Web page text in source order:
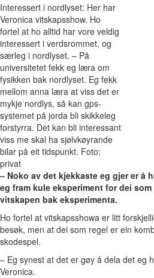
Interessert i nordlyset: Her har
Veronica vitskapsshow. Ho
fortel at ho alltid har vore veldig
interessert i verdsrommet, og
særleg i nordlyset. – På
universitetet fekk eg læra om
fysikken bak nordlyset. Eg fekk
mellom anna læra at viss det er
mykje nordlys, så kan gps-
systemet på jorda bli skikkeleg
forstyrra. Det kan bli interessant
viss me skal ha sjølvkøyrande
bilar på eit tidspunkt. Foto:
privat
– Noko av det kjekkaste eg gjer er å
eg fram kule eksperiment for dei
vitskapen bak eksperimenta.
Ho fortel at vitskapsshowa er litt
besøk, men at dei som regel er ein
skodespel.
– Eg synest at det er gøy å dela det eg
Veronica.